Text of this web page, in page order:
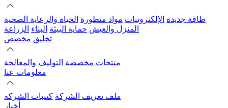
طاقة جديدة الإلكترونيات مواد متطورة الحياة والرعاية الصحية
المنزل والعيش حماية البيئة البناء الزراعة
تخليق مخصص
منتجات مخصصة التوليف والمعالجة
معلومات عنا
ملف تعريف الشركة كتيبات الشركة
أخبار